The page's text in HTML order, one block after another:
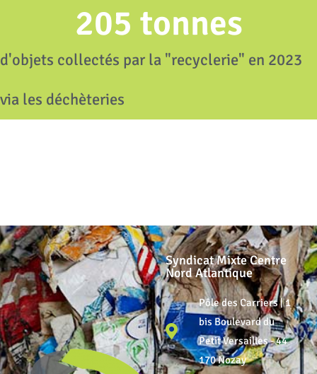
d'objets collectés par la "recyclerie" en 2023
via les déchèteries
205 tonnes
Syndicat Mixte Centre
Nord Atlantique
Pôle des Carriers | 1
bis Boulevard du
Petit Versailles - 44
170 Nozay